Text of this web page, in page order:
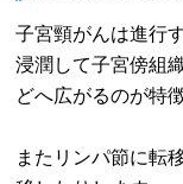
子宮頸がんは進行
浸潤して子宮傍組
どへ広がるのが特
またリンパ節に転